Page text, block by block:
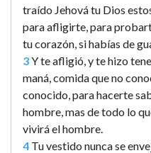
traído Jehová tu Dios
para afligirte, para
tu corazón, si habías de
3Y te afligió, y te hizo
maná, comida que no
conocido, para hacerte
hombre, mas de todo lo
vivirá el hombre.
4 Tu vestido nunca se